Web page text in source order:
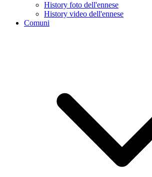
History foto dell'ennese
History video dell'ennese
Comuni